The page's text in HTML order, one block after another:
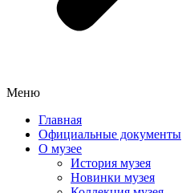
Меню
Главная
Официальные документы
О музее
История музея
Новинки музея